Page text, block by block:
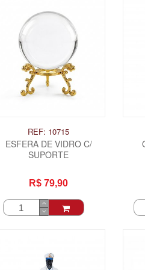
REF: 10715
ESFERA DE VIDRO C/
SUPORTE
R$ 79,90